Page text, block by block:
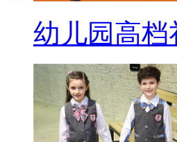
幼儿园高档